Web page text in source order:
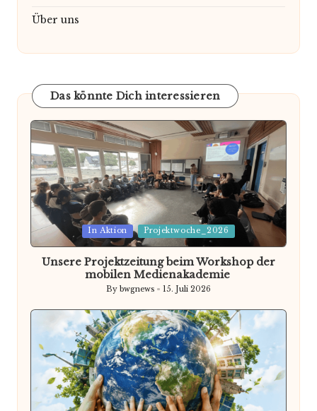
Über uns
Das könnte Dich interessieren
Posted
in
In Aktion Projektwoche_2026
Unsere Projektzeitung beim Workshop der
mobilen Medienakademie
Posted
by
By bwgnews 15. Juli 2026